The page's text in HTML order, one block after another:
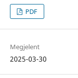
PDF
Megjelent
2025-03-30